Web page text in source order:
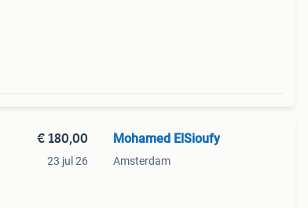
€ 180,00
23 jul 26
Mohamed ElSioufy
Amsterdam